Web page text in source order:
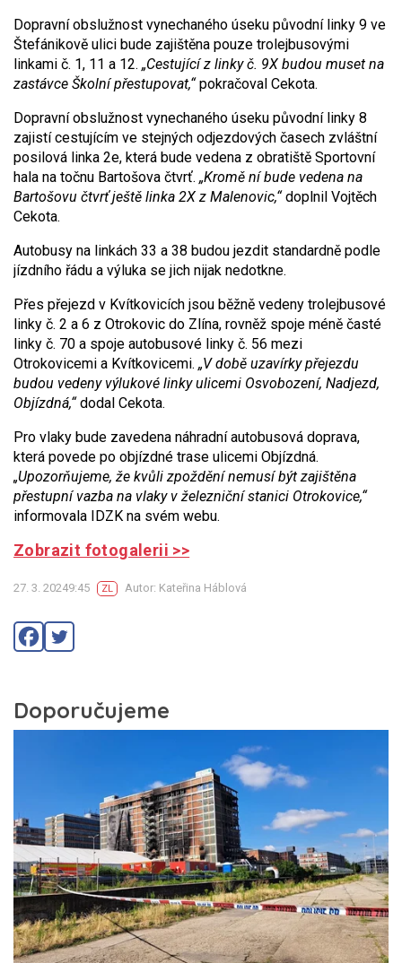
Dopravní obslužnost vynechaného úseku původní linky 9 ve
Štefánikově ulici bude zajištěna pouze trolejbusovými
linkami č. 1, 11 a 12. „Cestující z linky č. 9X budou muset na
zastávce Školní přestupovat,“pokračoval Cekota.
Dopravní obslužnost vynechaného úseku původní linky 8
zajistí cestujícím ve stejných odjezdových časech zvláštní
posilová linka 2e, která bude vedena z obratiště Sportovní
hala na točnu Bartošova čtvrť. „Kromě ní bude vedena na
Bartošovu čtvrť ještě linka 2X z Malenovic,“doplnil Vojtěch
Cekota.
Autobusy na linkách 33 a 38 budou jezdit standardně podle
jízdního řádu a výluka se jich nijak nedotkne.
Přes přejezd v Kvítkovicích jsou běžně vedeny trolejbusové
linky č. 2 a 6 z Otrokovic do Zlína, rovněž spoje méně časté
linky č. 70 a spoje autobusové linky č. 56 mezi
Otrokovicemi a Kvítkovicemi. „V době uzavírky přejezdu
budou vedeny výlukové linky ulicemi Osvobození, Nadjezd,
Objízdná,“dodal Cekota.
Pro vlaky bude zavedena náhradní autobusová doprava,
která povede po objízdné trase ulicemi Objízdná.
„Upozorňujeme, že kvůli zpoždění nemusí být zajištěna
přestupní vazba na vlaky v železniční stanici Otrokovice,“
informovala IDZK na svém webu.
Zobrazit fotogalerii >>
27. 3. 20249:45 ZL Autor: Kateřina Háblová